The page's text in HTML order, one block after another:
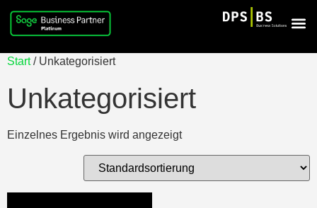
Start/ Unkategorisiert
Unkategorisiert
Einzelnes Ergebnis wird angezeigt